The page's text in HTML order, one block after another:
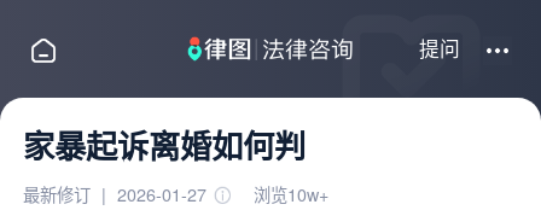
提问
家暴起诉离婚如何判
最新修订 | 2026-01-27 浏览10w+